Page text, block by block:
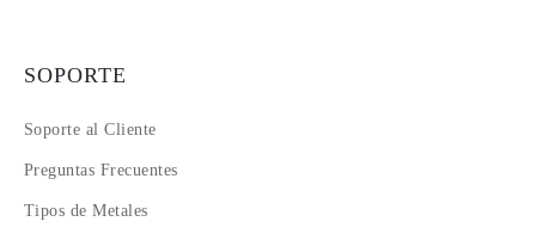
SOPORTE
Soporte al Cliente
Preguntas Frecuentes
Tipos de Metales